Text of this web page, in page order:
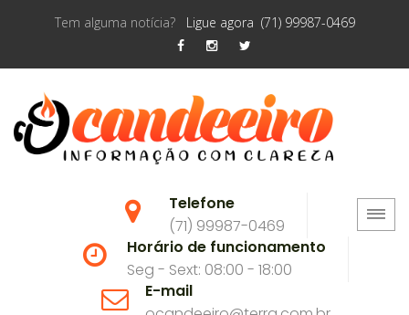
Tem alguma notícia? Ligue agora (71) 99987-0469
Telefone
(71) 99987-0469
Horário de funcionamento
Seg - Sext: 08:00 - 18:00
E-mail